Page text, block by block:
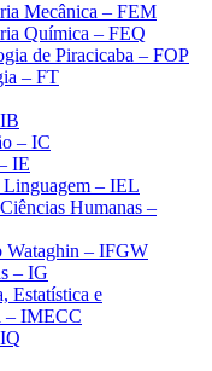
Mecânica – FEM
Química – FEQ
de Piracicaba – FOP
– FT
– IC
IE
Linguagem – IEL
Humanas –
Wataghin – IFGW
– IG
Estatística e
– IMECC